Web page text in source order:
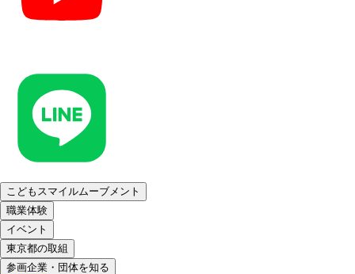
こどもスマイルムーブメント
職業体験
イベント
東京都の取組
参画企業・団体を知る